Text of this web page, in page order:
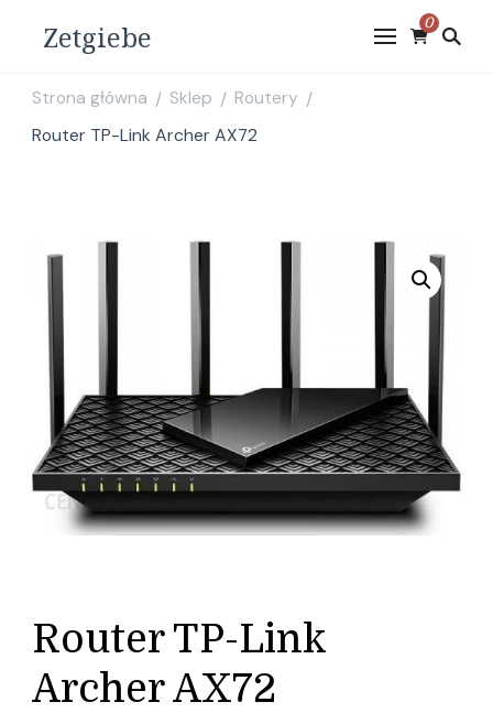
Zetgiebe 0
Strona główna / Sklep / Routery /
Router TP-Link Archer AX72
Router TP-Link
Archer AX72